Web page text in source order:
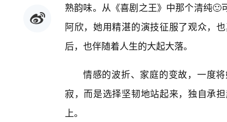
熟韵味。从《喜剧之王》中那个清纯
阿欣，她用精湛的演技征服了观众，
后，也伴随着人生的大起大落。
情感的波折、家庭的变故，一度
寂，而是选择坚韧地站起来，独自承
上。